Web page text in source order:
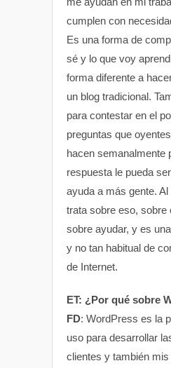
cumplen con
Es una forma de
sé y lo que voy
forma diferente a
un blog tradicional.
para contestar en el
preguntas que
hacen semanalmente
respuesta le pueda
ayuda a más gente.
trata sobre eso, sobre
sobre ayudar, y es
y no tan habitual de
de Internet.
ET: ¿Por qué sobre
FD: WordPress es la
uso para desarrollar
clientes y también